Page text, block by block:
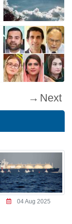
Next →
04 Aug 2025